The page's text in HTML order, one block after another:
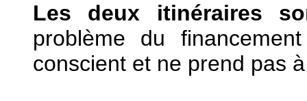
Les deux itinéraires
problème du
conscient et ne prend pas